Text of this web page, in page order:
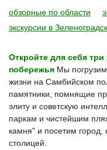
обзорные по области
экскурсии в Зеленоградск
Откройте для себя
побережья Мы
жизни на Самбийском
памятники, помнящие
элиту и советскую
паркам и чистейшим
камня" и посетим
столицей.